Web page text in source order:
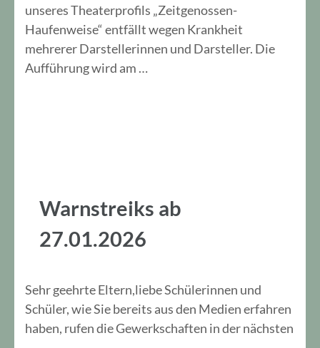
unseres Theaterprofils „Zeitgenossen-
Haufenweise“ entfällt wegen Krankheit
mehrerer Darstellerinnen und Darsteller. Die
Aufführung wird am …
Warnstreiks ab
27.01.2026
Sehr geehrte Eltern,liebe Schülerinnen und
Schüler, wie Sie bereits aus den Medien erfahren
haben, rufen die Gewerkschaften in der nächsten